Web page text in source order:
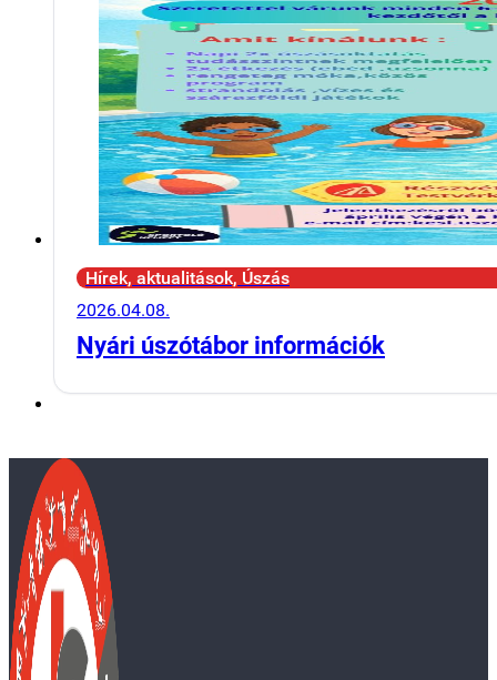
Hírek, aktualitások, Úszás
2026.04.08.
Nyári úszótábor információk